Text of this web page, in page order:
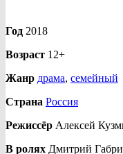
Год 2018
Возраст 12+
Жанр драма, семейный
Страна Россия
Режиссёр Алексей
В ролях Дмитрий